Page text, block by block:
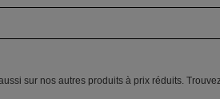
sur nos autres produits à prix réduits.